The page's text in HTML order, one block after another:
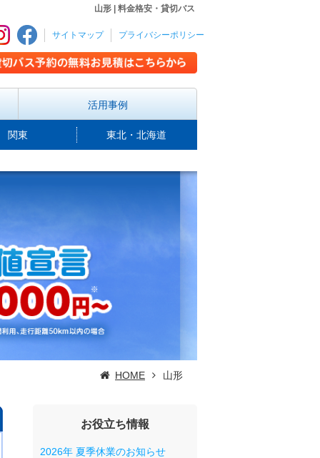
山形 | 料金格安・貸切バス
サイトマップ プライバシーポリシー
活用事例
関東 東北・北海道
HOME 山形
お役立ち情報
2026年 夏季休業のお知らせ